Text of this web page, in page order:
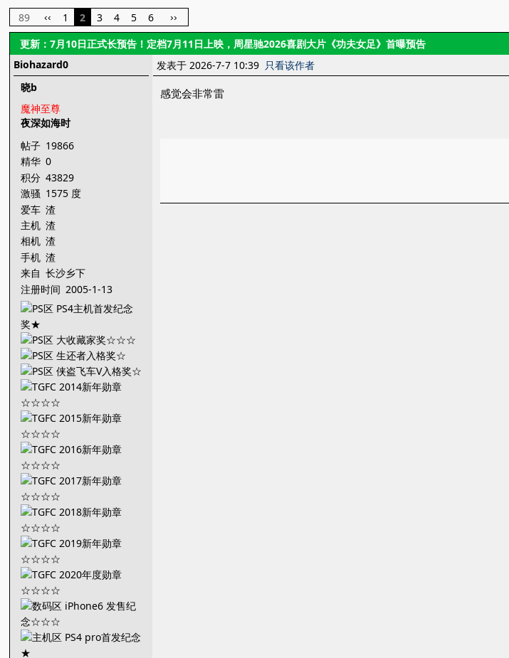
89
‹‹ 1 2 3 4 5 6 ››
更新：7月10日正式长预告！定档7月11日上映，周星驰2026喜剧大片《功夫女足》首曝预告
Biohazard0
晓b
魔神至尊
夜深如海时
帖子 19866
精华 0
积分 43829
激骚 1575 度
爱车 渣
主机 渣
相机 渣
手机 渣
来自 长沙乡下
注册时间 2005-1-13
发表于 2026-7-7 10:39 只看该作者
感觉会非常雷